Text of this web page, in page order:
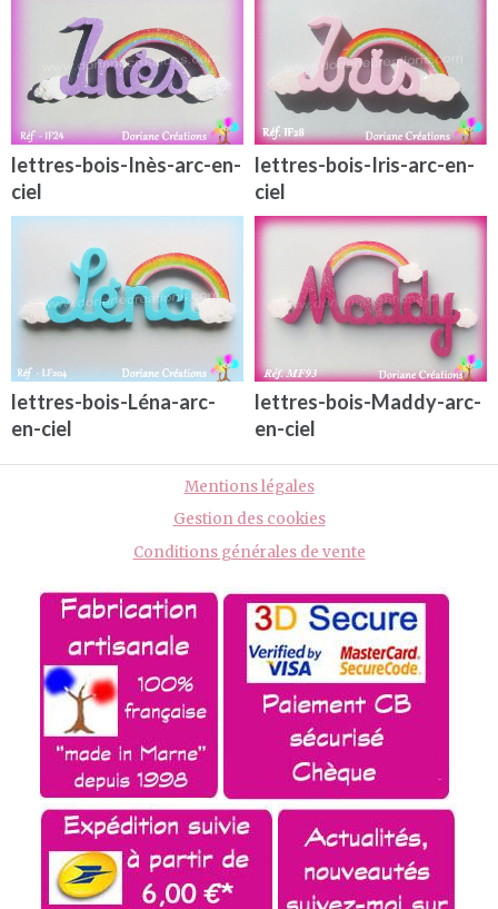
lettres-bois-Inès-arc-en-
ciel
lettres-bois-Iris-arc-en-
ciel
lettres-bois-Léna-arc-
en-ciel
lettres-bois-Maddy-arc-
en-ciel
Mentions légales
Gestion des cookies
Conditions générales de vente